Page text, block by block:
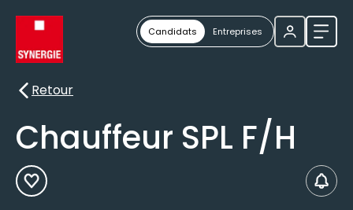
Candidats Entreprises
Retour
Retour
Chauffeur SPL F/H
Ajouter aux Favoris